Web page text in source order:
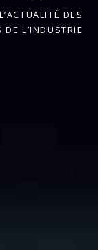
DES
DE L’INDUSTRIE